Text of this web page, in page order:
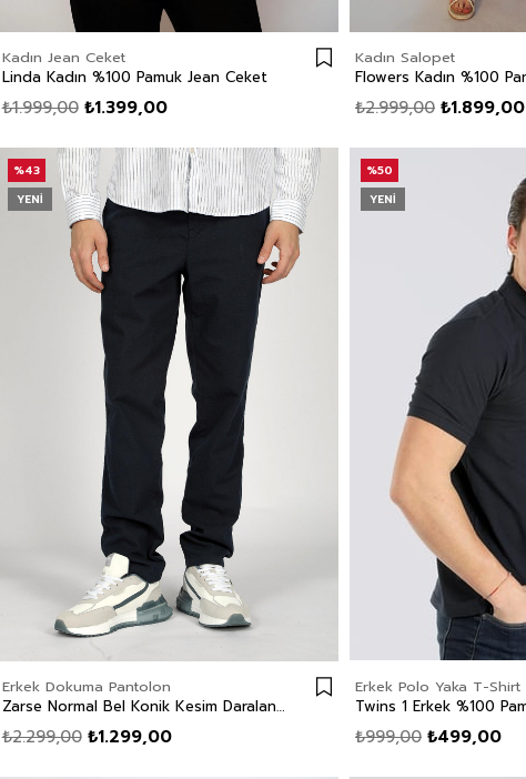
Kadın Jean Ceket
Linda Kadın %100 Pamuk Jean Ceket
₺1.399,00
₺1.999,00
Kadın Salopet
₺1.899,00
₺2.999,00
Erkek Dokuma Pantolon
Zarse Normal Bel Konik Kesim Daralan Paça %100 Pamuk Lacivert Erkek Pantolon
₺1.299,00
₺2.299,00
%43
YENI
Erkek Polo Yaka T-Shirt
₺499,00
₺999,00
%50
YENI